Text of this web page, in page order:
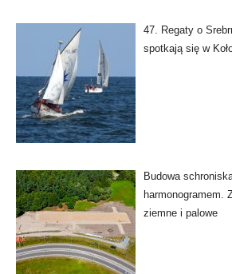
47. Regaty o
spotkają się w
Budowa
harmonogramem.
ziemne i palowe